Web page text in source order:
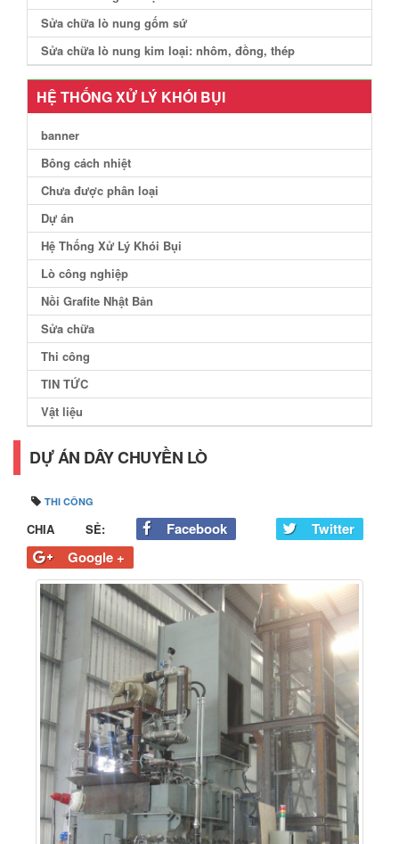
Sửa chữa lò nung gốm sứ
Sửa chữa lò nung kim loại: nhôm, đồng, thép
HỆ THỐNG XỬ LÝ KHÓI BỤI
banner
Bông cách nhiệt
Chưa được phân loại
Dự án
Hệ Thống Xử Lý Khói Bụi
Lò công nghiệp
Nồi Grafite Nhật Bản
Sửa chữa
Thi công
TIN TỨC
Vật liệu
DỰ ÁN DÂY CHUYỀN LÒ
THI CÔNG
CHIA SẺ: Facebook
Twitter
Google +